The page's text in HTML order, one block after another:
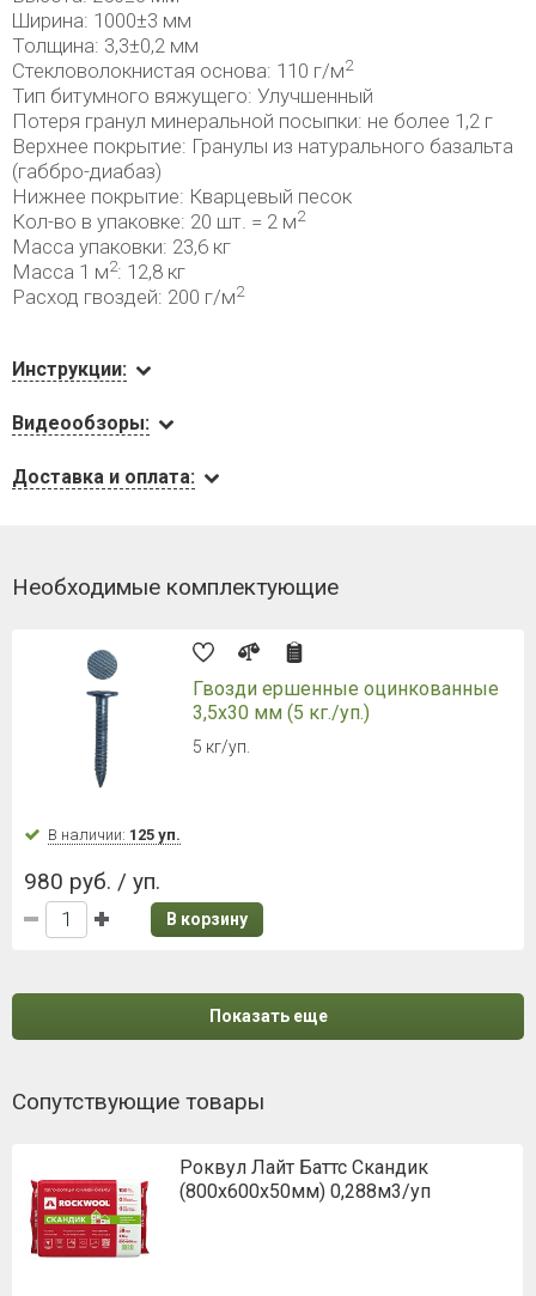
Ширина: 1000±3 мм
Толщина: 3,3±0,2 мм
Стекловолокнистая основа: 110 г/м2
Тип битумного вяжущего: Улучшенный
Потеря гранул минеральной посыпки: не более 1,2 г
Верхнее покрытие: Гранулы из натурального базальта
(габбро-диабаз)
Нижнее покрытие: Кварцевый песок
Кол-во в упаковке: 20 шт. = 2 м2
Масса упаковки: 23,6 кг
Масса 1 м2: 12,8 кг
Расход гвоздей: 200 г/м2
Инструкции:
Видеообзоры:
Доставка и оплата:
Необходимые комплектующие
Гвозди ершенные оцинкованные
3,5х30 мм (5 кг./уп.)
5 кг/уп.
В наличии: 125 уп.
980 руб. / уп.
В корзину
Показать еще
Сопутствующие товары
Роквул Лайт Баттс Скандик
(800х600х50мм) 0,288м3/уп